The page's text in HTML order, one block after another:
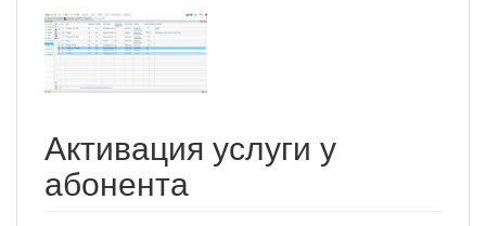
Активация услуги у
абонента